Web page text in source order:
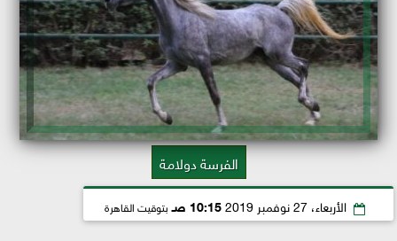
الفرسة دولامة
الأربعاء، 27 نوفمبر 2019 10:15 صـ بتوقيت القاهرة